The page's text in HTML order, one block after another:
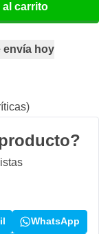
carrito
envía hoy
WhatsApp